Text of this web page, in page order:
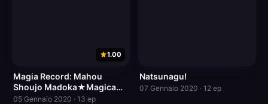
1.00
Magia Record: Mahou
Shoujo Madoka★Magica
Gaiden (TV)
05 Gennaio 2020 · 13 ep
Natsunagu!
07 Gennaio 2020 · 12 ep